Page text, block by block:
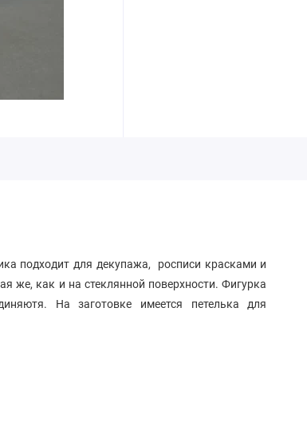
подходит для декупажа, росписи красками и
же, как и на стеклянной поверхности. Фигурка
На заготовке имеется петелька для